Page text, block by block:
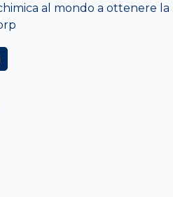
al mondo a ottenere la